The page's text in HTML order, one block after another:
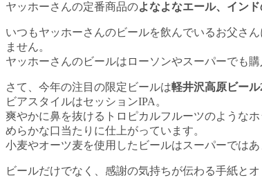
ヤッホーさんの定番商品のよなよなエール、イン
いつもヤッホーさんのビールを飲んでいるお父さ
ません。
ヤッホーさんのビールはローソンやスーパーでも
さて、今年の注目の限定ビールは軽井沢高原ビール
ビアスタイルはセッションIPA。
爽やかに鼻を抜けるトロピカルフルーツのような
めらかな口当たりに仕上がっています。
小麦やオーツ麦を使用したビールはスーパーでは
ビールだけでなく、感謝の気持ちが伝わる手紙と